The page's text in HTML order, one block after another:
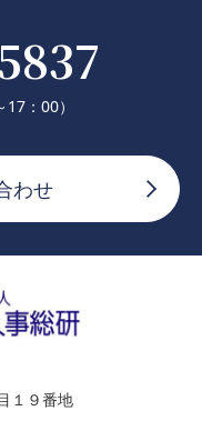
：00）
わせ
１９番地